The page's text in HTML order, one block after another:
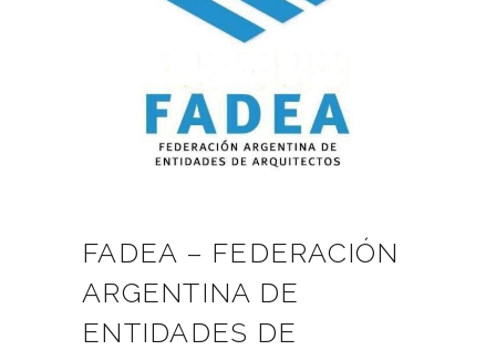
FADEA – FEDERACIÓN
ARGENTINA DE
ENTIDADES DE